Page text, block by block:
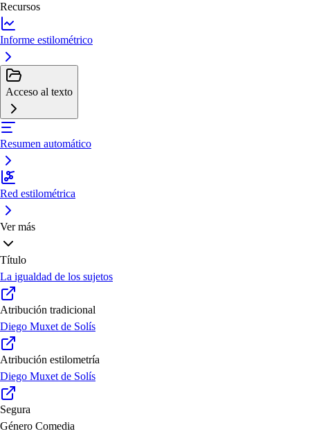
Recursos
Informe estilométrico
Acceso al texto
Resumen automático
Red estilométrica
Ver más
Título
La igualdad de los sujetos
Atribución tradicional
Diego Muxet de Solís
Atribución estilometría
Diego Muxet de Solís
Segura
Género Comedia